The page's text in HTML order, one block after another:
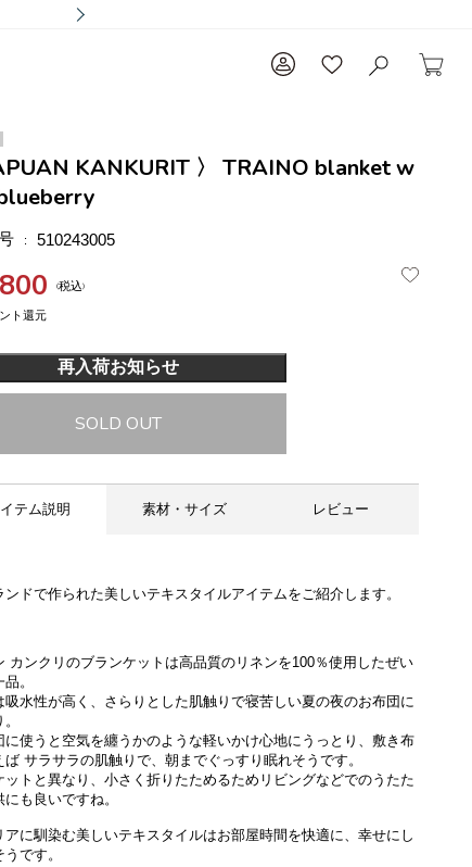
KANKURIT 〉 TRAINO blanket w
510243005
税込
再入荷お知らせ
SOLD OUT
テム説明 素材・サイズ レビュー
ンドで作られた美しいテキスタイルアイテムをご紹介します。
カンクリのブランケットは高品質のリネンを100％使用したぜい
。
吸水性が高く、さらりとした肌触りで寝苦しい夏の夜のお布団に
に使うと空気を纏うかのような軽いかけ心地にうっとり、敷き布
ば サラサラの肌触りで、朝までぐっすり眠れそうです。
ットと異なり、小さく折りたためるためリビングなどでのうたた
も良いですね。
アに馴染む美しいテキスタイルはお部屋時間を快適に、幸せにし
です。